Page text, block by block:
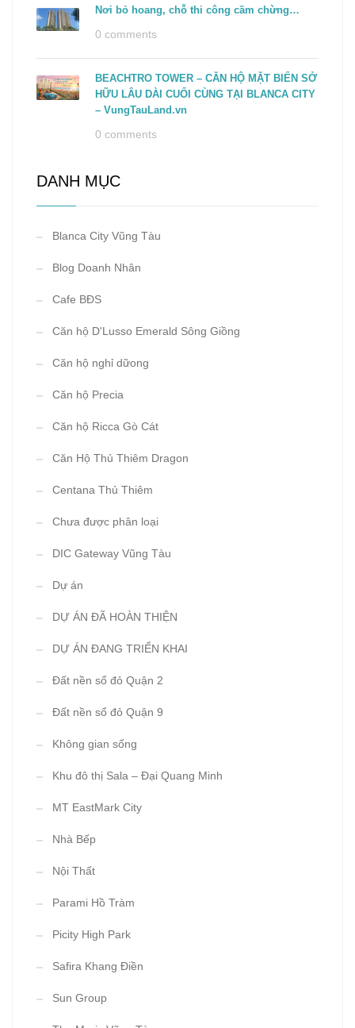
Nơi bỏ hoang, chỗ thi công cầm chừng…
0 comments
BEACHTRO TOWER – CĂN HỘ MẶT BIỂN SỞ
HỮU LÂU DÀI CUỐI CÙNG TẠI BLANCA CITY
– VungTauLand.vn
0 comments
DANH MỤC
Blanca City Vũng Tàu
Blog Doanh Nhân
Cafe BĐS
Căn hộ D'Lusso Emerald Sông Giồng
Căn hộ nghỉ dữong
Căn hộ Precia
Căn hộ Ricca Gò Cát
Căn Hộ Thủ Thiêm Dragon
Centana Thủ Thiêm
Chưa được phân loại
DIC Gateway Vũng Tàu
Dự án
DỰ ÁN ĐÃ HOÀN THIỆN
DỰ ÁN ĐANG TRIỂN KHAI
Đất nền sổ đỏ Quận 2
Đất nền sổ đỏ Quận 9
Không gian sống
Khu đô thị Sala – Đại Quang Minh
MT EastMark City
Nhà Bếp
Nội Thất
Parami Hồ Tràm
Picity High Park
Safira Khang Điền
Sun Group